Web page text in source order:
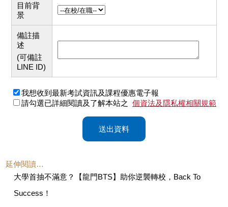
目前背
景
備註描
述
(可備註
LINE ID)
我想收到最新考試資訊及課程優惠電子報
請勾選已詳細閱讀及了解本站之 個資法及隱私權相關規範
送出資料
延伸閱讀…
大學首抽不滿意？【龍門BTS】助你逆襲轉校，Back To
Success！